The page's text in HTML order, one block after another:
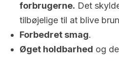
forbrugerne. Det
tilbøjelige til at blive
Forbedret smag.
Øget holdbarhed og